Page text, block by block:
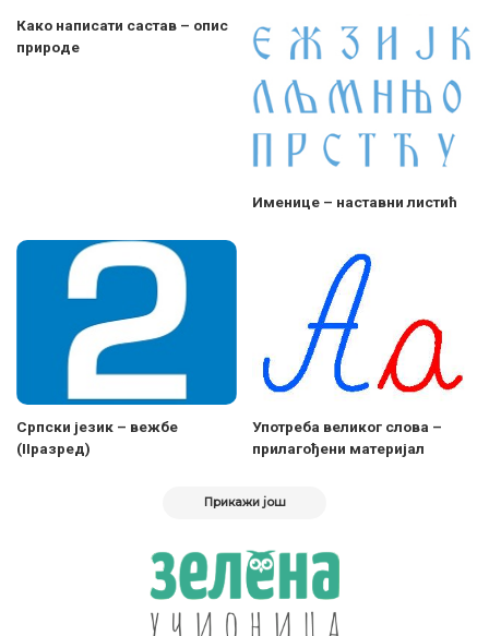
Како написати састав – опис
природе
Именице – наставни листић
Српски језик – вежбе
(IIразред)
Употреба великог слова –
прилагођени материјал
Прикажи још